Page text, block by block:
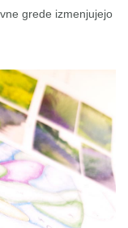
grede izmenjujejo